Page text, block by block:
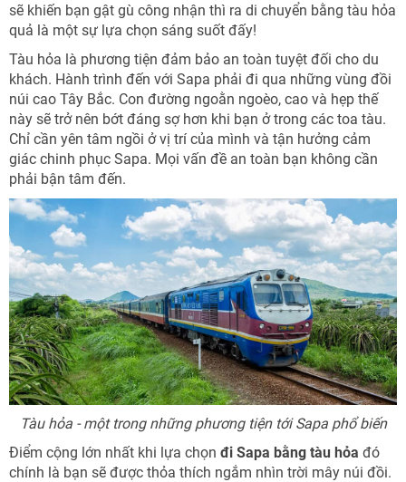
sẽ khiến bạn gật gù công nhận thì ra di chuyển bằng tàu hỏa
quả là một sự lựa chọn sáng suốt đấy!
Tàu hỏa là phương tiện đảm bảo an toàn tuyệt đối cho du
khách. Hành trình đến với Sapa phải đi qua những vùng đồi
núi cao Tây Bắc. Con đường ngoằn ngoèo, cao và hẹp thế
này sẽ trở nên bớt đáng sợ hơn khi bạn ở trong các toa tàu.
Chỉ cần yên tâm ngồi ở vị trí của mình và tận hưởng cảm
giác chinh phục Sapa. Mọi vấn đề an toàn bạn không cần
phải bận tâm đến.
Tàu hỏa - một trong những phương tiện tới Sapa phổ biến
Điểm cộng lớn nhất khi lựa chọn đi Sapa bằng tàu hỏa đó
chính là bạn sẽ được thỏa thích ngắm nhìn trời mây núi đồi.
Nhận ưu đãi ngay!
Nhận ưu đãi ngay
TƯ VẤN NGAY
TƯ VẤN NGAY
NHẬN ƯU ĐÃI NGAY